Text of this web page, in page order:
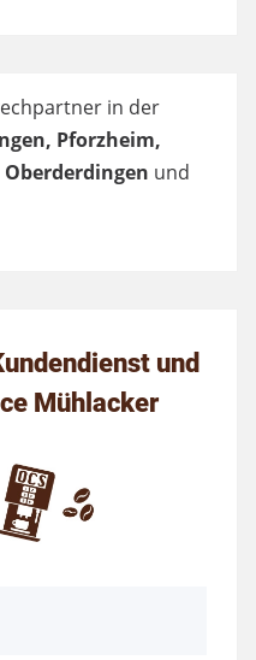
in der
Pforzheim,
und
und
Mühlacker